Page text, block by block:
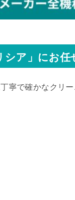
ア」にお任
寧で確かなクリ